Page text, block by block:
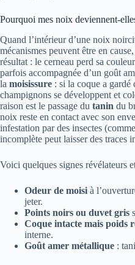
Pourquoi mes noix deviennent-
Quand l’intérieur d’une noix
mécanismes peuvent être en
résultat : le cerneau perd sa
parfois accompagnée d’un goût
la moisissure : si la coque a gardé
champignons se développent et
raison est le passage du tanin du
noix reste en contact avec son
infestation par des insectes
incomplète peut laisser des traces
Voici quelques signes révélateurs
Odeur de moisi à
jeter.
Points noirs ou duvet gris
Coque intacte mais poids
interne.
Goût amer métallique :